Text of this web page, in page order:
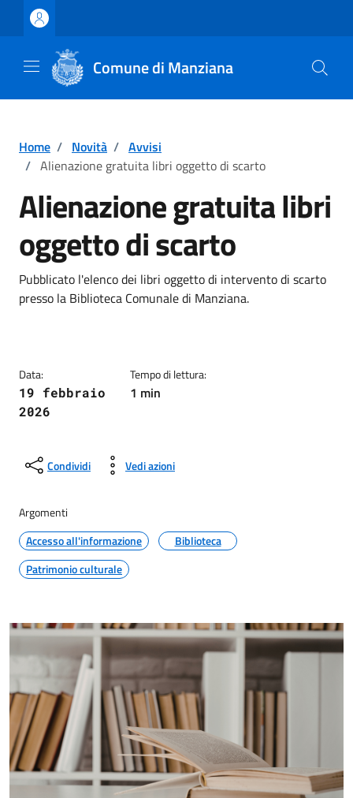
Vai ai contenuti
Vai al footer
Comune di Manziana
Home / Novità / Avvisi
/ Alienazione gratuita libri oggetto di scarto
Alienazione gratuita libri
oggetto di scarto
Dettagli della notizia
Pubblicato l'elenco dei libri oggetto di intervento di scarto
presso la Biblioteca Comunale di Manziana.
Data:
19 febbraio
2026
Tempo di lettura:
1 min
Condividi Vedi azioni
Argomenti
Accesso all'informazione
Biblioteca
Patrimonio culturale